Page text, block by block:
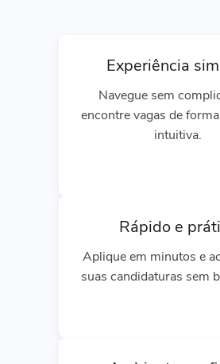
Experiência
Navegue sem
encontre vagas de
intuitiva.
Rápido e
Aplique em minutos e
suas candidaturas sem